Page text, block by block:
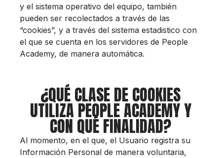
y el sistema operativo del equipo, también
pueden ser recolectados a través de las
“cookies”, y a través del sistema estadistico con
el que se cuenta en los servidores de People
Academy, de manera automática.
¿QUÉ CLASE DE COOKIES
UTILIZA PEOPLE ACADEMY Y
CON QUÉ FINALIDAD?
Al momento, en el que, el Usuario registra su
Información Personal de manera voluntaria,